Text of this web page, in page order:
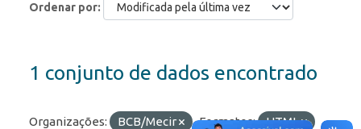
Ordenar por
1 conjunto de dados encontrado
Organizações: BCB/Mecir Formatos:
HTML